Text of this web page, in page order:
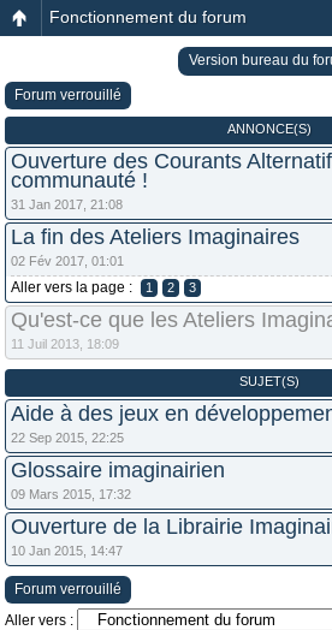
Fonctionnement du forum
Version bureau du
Forum verrouillé
ANNONCE(S)
Ouverture des Courants
communauté !
31 Jan 2017, 21:08
La fin des Ateliers Imaginaires
02 Fév 2017, 01:01
Aller vers la page : 1 2 3
Qu'est-ce que les Ateliers
11 Juil 2013, 18:09
SUJET(S)
Aide à des jeux en
22 Sep 2015, 22:25
Glossaire imaginairien
09 Mars 2015, 17:32
Ouverture de la Librairie
10 Jan 2015, 14:47
Forum verrouillé
Aller vers :